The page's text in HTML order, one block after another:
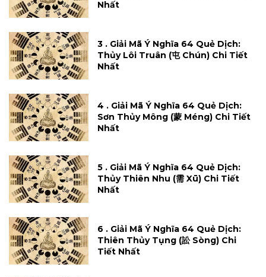
Nhất
3 . Giải Mã Ý Nghĩa 64 Quẻ Dịch:
Thủy Lôi Truân (屯 Chún) Chi Tiết
Nhất
4 . Giải Mã Ý Nghĩa 64 Quẻ Dịch:
Sơn Thủy Mông (蒙 Méng) Chi Tiết
Nhất
5 . Giải Mã Ý Nghĩa 64 Quẻ Dịch:
Thủy Thiên Nhu (需 Xū) Chi Tiết
Nhất
6 . Giải Mã Ý Nghĩa 64 Quẻ Dịch:
Thiên Thủy Tụng (訟 Sòng) Chi
Tiết Nhất